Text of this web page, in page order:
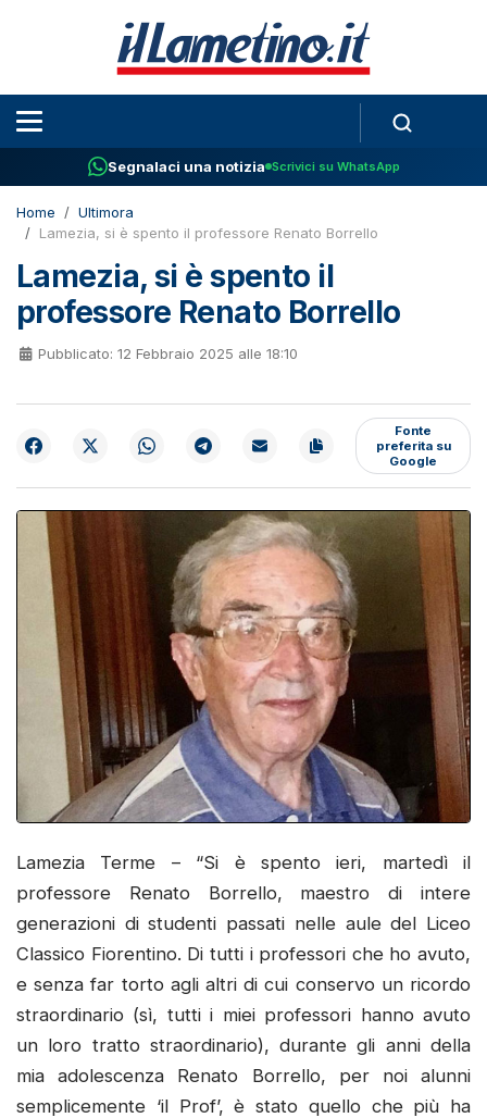
Segnalaci una notizia Scrivici su WhatsApp
Home
Ultimora
Lamezia, si è spento il professore Renato Borrello
Lamezia, si è spento il
professore Renato Borrello
Pubblicato: 12 Febbraio 2025 alle 18:10
Fonte
preferita su
Google
Lamezia Terme – “Si è spento ieri, martedì il
professore Renato Borrello, maestro di intere
generazioni di studenti passati nelle aule del Liceo
Classico Fiorentino. Di tutti i professori che ho avuto,
e senza far torto agli altri di cui conservo un ricordo
straordinario (sì, tutti i miei professori hanno avuto
un loro tratto straordinario), durante gli anni della
mia adolescenza Renato Borrello, per noi alunni
semplicemente ‘il Prof’, è stato quello che più ha